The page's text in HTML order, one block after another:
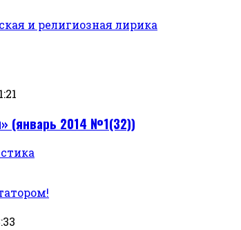
и религиозная лирика
(январь 2014 №1(32))